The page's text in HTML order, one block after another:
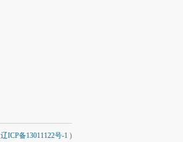
辽ICP备13011122号-1 )